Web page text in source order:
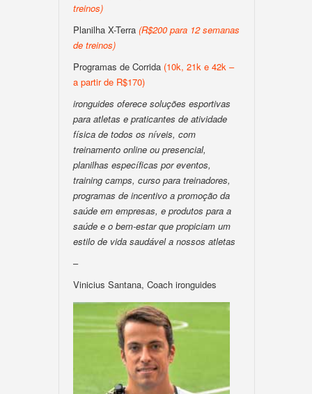
treinos)
Planilha X-Terra (R$200 para 12 semanas
de treinos)
Programas de Corrida (10k, 21k e 42k –
a partir de R$170)
ironguides oferece soluções esportivas
para atletas e praticantes de atividade
física de todos os níveis, com
treinamento online ou presencial,
planilhas específicas por eventos,
training camps, curso para treinadores,
programas de incentivo a promoção da
saúde em empresas, e produtos para a
saúde e o bem-estar que propiciam um
estilo de vida saudável a nossos atletas
–
Vinicius Santana, Coach ironguides